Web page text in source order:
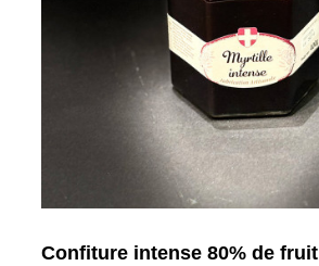
Confiture intense 80% de fruit